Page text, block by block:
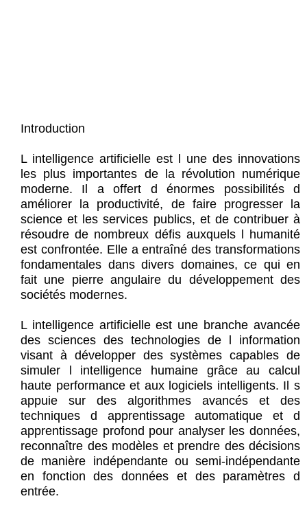
Introduction
L intelligence artificielle est l une des innovations
les plus importantes de la révolution numérique
moderne. Il a offert d énormes possibilités d
améliorer la productivité, de faire progresser la
science et les services publics, et de contribuer à
résoudre de nombreux défis auxquels l humanité
est confrontée. Elle a entraîné des transformations
fondamentales dans divers domaines, ce qui en
fait une pierre angulaire du développement des
sociétés modernes.
L intelligence artificielle est une branche avancée
des sciences des technologies de l information
visant à développer des systèmes capables de
simuler l intelligence humaine grâce au calcul
haute performance et aux logiciels intelligents. Il s
appuie sur des algorithmes avancés et des
techniques d apprentissage automatique et d
apprentissage profond pour analyser les données,
reconnaître des modèles et prendre des décisions
de manière indépendante ou semi-indépendante
en fonction des données et des paramètres d
entrée.